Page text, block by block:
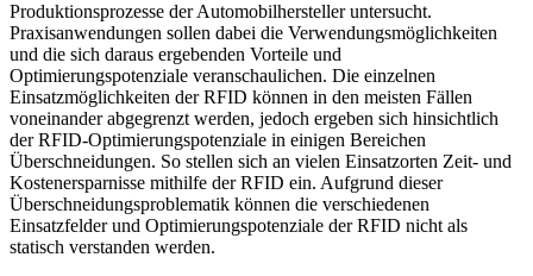
Im folgenden Abschnitt werden mögliche Einsatzgebiete und
Auswirkungen eines RFID-Systems auf die internen
Produktionsprozesse der Automobilhersteller untersucht.
Praxisanwendungen sollen dabei die Verwendungsmöglichkeiten
und die sich daraus ergebenden Vorteile und
Optimierungspotenziale veranschaulichen. Die einzelnen
Einsatzmöglichkeiten der RFID können in den meisten Fällen
voneinander abgegrenzt werden, jedoch ergeben sich hinsichtlich
der RFID-Optimierungs­potenziale in einigen Bereichen
Überschneidungen. So stellen sich an vielen Einsatzorten Zeit- und
Kostenersparnisse mithilfe der RFID ein. Aufgrund dieser
Überschneidungsproblematik können die verschiedenen